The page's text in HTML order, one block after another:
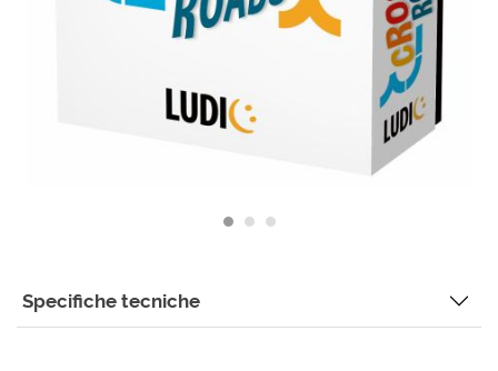
Specifiche tecniche